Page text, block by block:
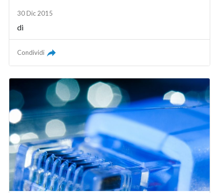
30 Dic 2015
di
Condividi